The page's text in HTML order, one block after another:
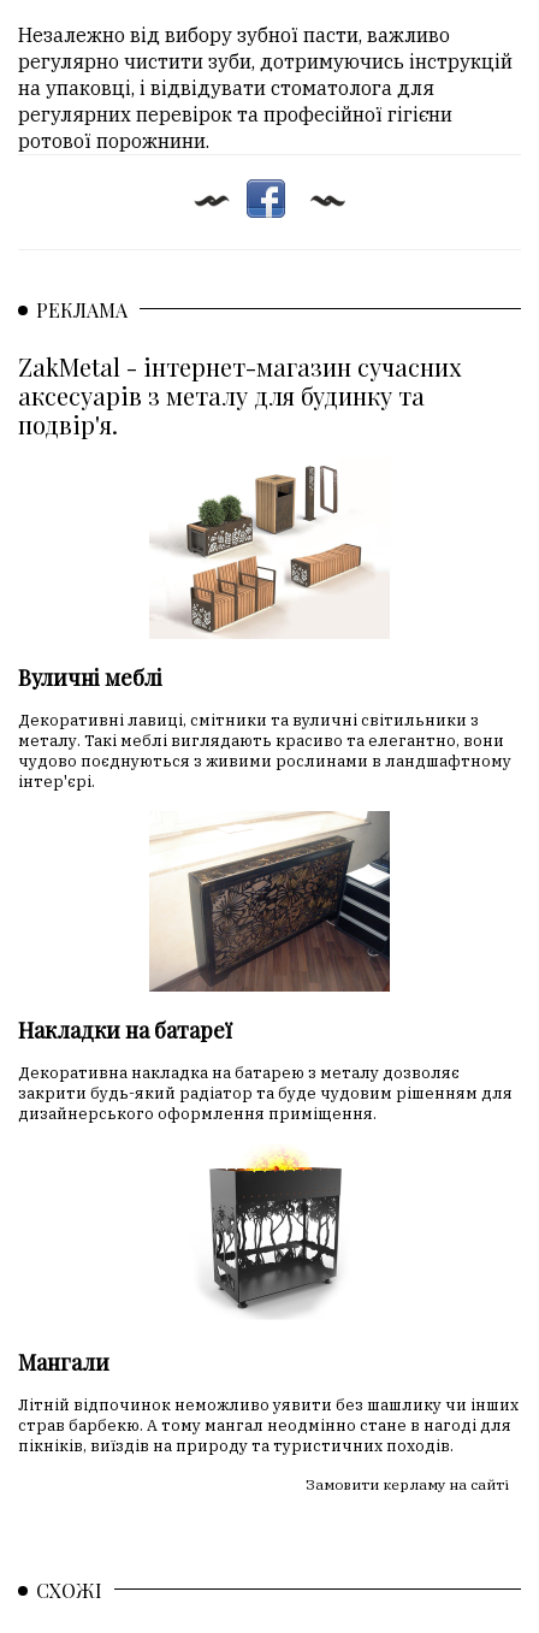
Незалежно від вибору зубної пасти, важливо
регулярно чистити зуби, дотримуючись інструкцій
на упаковці, і відвідувати стоматолога для
регулярних перевірок та професійної гігієни
ротової порожнини.
РЕКЛАМА
ZakMetal - інтернет-магазин сучасних
аксесуарів з металу для будинку та
подвір'я.
Вуличні меблі
Декоративні лавиці, смітники та вуличні світильники з
металу. Такі меблі виглядають красиво та елегантно, вони
чудово поєднуються з живими рослинами в ландшафтному
інтер'єрі.
Накладки на батареї
Декоративна накладка на батарею з металу дозволяє
закрити будь-який радіатор та буде чудовим рішенням для
дизайнерського оформлення приміщення.
Мангали
Літній відпочинок неможливо уявити без шашлику чи інших
страв барбекю. А тому мангал неодмінно стане в нагоді для
пікніків, виїздів на природу та туристичних походів.
Замовити керламу на сайті
СХОЖІ